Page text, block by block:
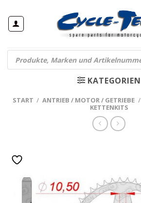
Inhalt
springen
Products
search
KATEGORIEN
START / ANTRIEB / MOTOR / GETRIEBE /
KETTENKITS